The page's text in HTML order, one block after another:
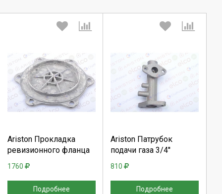
Ariston Прокладка
ревизионного фланца
1760
Подробнее
Выберите количество:
Отмена
Ariston Патрубок
подачи газа 3/4''
810
Подробнее
Выберите количество:
Отмена